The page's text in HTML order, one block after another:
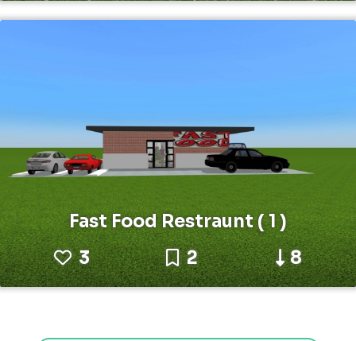
Fast Food Restraunt ( 1 )
3
2 8